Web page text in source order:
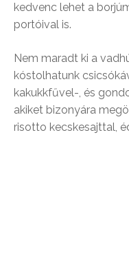
kedvenc lehet a
portóival is.
Nem maradt ki a
kóstolhatunk
kakukkfűvel-, és
akiket bizonyára
risotto kecskesajttal,